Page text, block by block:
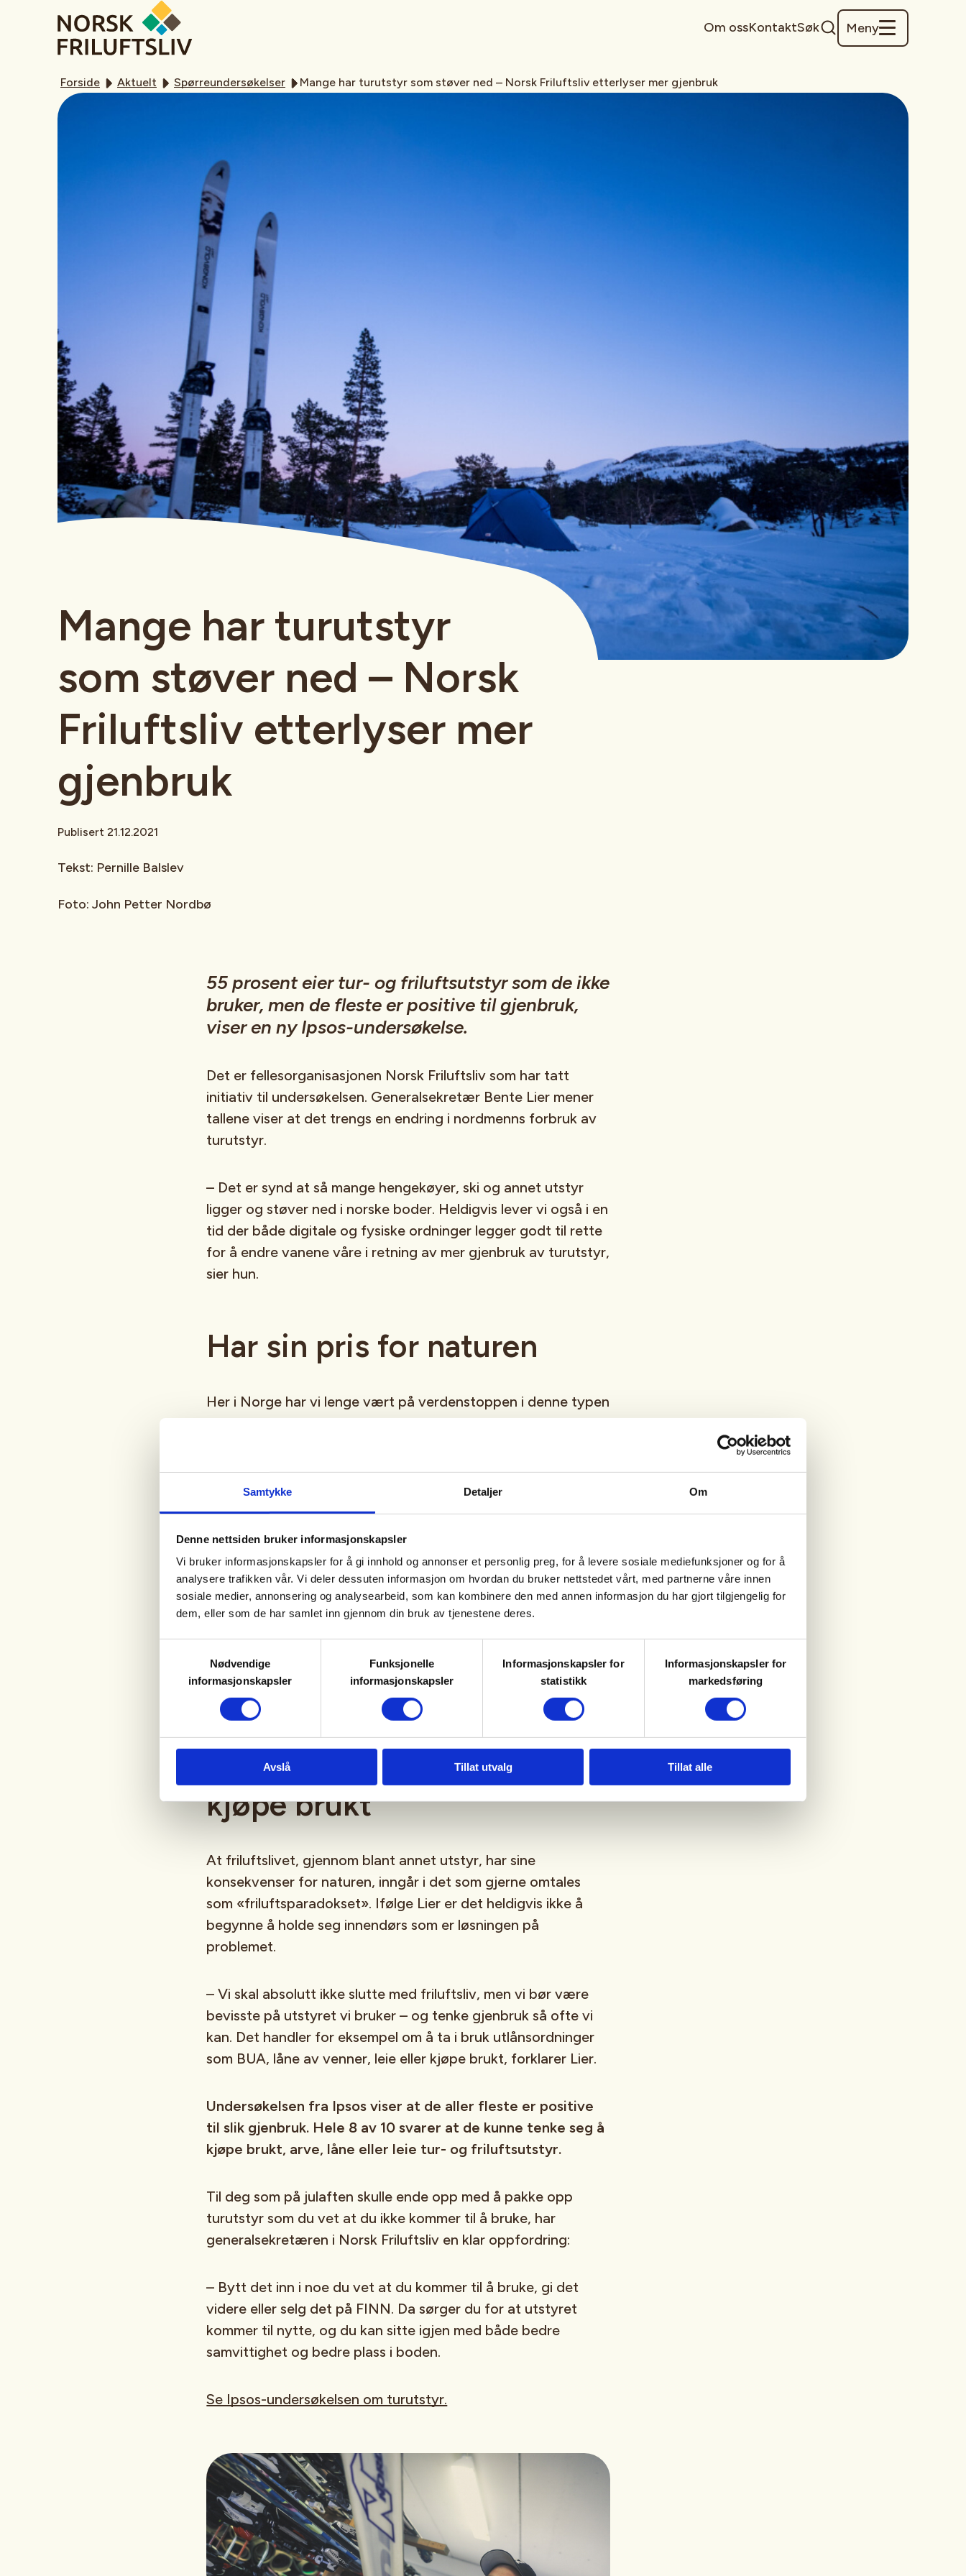
Samtykke Detaljer Om
Denne nettsiden bruker informasjonskapsler
Vi bruker informasjonskapsler for å gi innhold og annonser et personlig preg, for å levere sosiale mediefunksjoner og for å
analysere trafikken vår. Vi deler dessuten informasjon om hvordan du bruker nettstedet vårt, med partnerne våre innen
sosiale medier, annonsering og analysearbeid, som kan kombinere den med annen informasjon du har gjort tilgjengelig for
dem, eller som de har samlet inn gjennom din bruk av tjenestene deres.
Nødvendige
informasjonskapsler
Funksjonelle
informasjonskapsler
Informasjonskapsler for
statistikk
Informasjonskapsler for
markedsføring
Avslå Tillat utvalg Tillat alle
Om ossKontaktSøk Meny
Forside Aktuelt Spørreundersøkelser Mange har turutstyr som støver ned – Norsk Friluftsliv etterlyser mer gjenbruk
Mange har turutstyr
som støver ned – Norsk
Friluftsliv etterlyser mer
gjenbruk
Publisert 21.12.2021
Tekst: Pernille Balslev
Foto: John Petter Nordbø
55 prosent eier tur- og friluftsutstyr som de ikke
bruker, men de fleste er positive til gjenbruk,
viser en ny Ipsos-undersøkelse.
Det er fellesorganisasjonen Norsk Friluftsliv som har tatt
initiativ til undersøkelsen. Generalsekretær Bente Lier mener
tallene viser at det trengs en endring i nordmenns forbruk av
turutstyr.
– Det er synd at så mange hengekøyer, ski og annet utstyr
ligger og støver ned i norske boder. Heldigvis lever vi også i en
tid der både digitale og fysiske ordninger legger godt til rette
for å endre vanene våre i retning av mer gjenbruk av turutstyr,
sier hun.
Har sin pris for naturen
Her i Norge har vi lenge vært på verdenstoppen i denne typen
forbruk, og interessen har ikke blitt mindre under pandemien.
I 2020 meldte bransjen selv at
de aldri før har solgt så mye sports- og friluftsprodukter.
Lier mener det er viktig å være klar over at disse
produktene kommer med en pris, utover den du selv
merker på lommeboka.
omgir oss med, ligger det en stor energi- og ressursbruk som
dessverre er en belastning for både klima og miljø.
Oppfordrer til å låne, leie og
kjøpe brukt
At friluftslivet, gjennom blant annet utstyr, har sine
konsekvenser for naturen, inngår i det som gjerne omtales
som «friluftsparadokset». Ifølge Lier er det heldigvis ikke å
begynne å holde seg innendørs som er løsningen på
problemet.
– Vi skal absolutt ikke slutte med friluftsliv, men vi bør være
bevisste på utstyret vi bruker – og tenke gjenbruk så ofte vi
kan. Det handler for eksempel om å ta i bruk utlånsordninger
som BUA, låne av venner, leie eller kjøpe brukt, forklarer Lier.
Undersøkelsen fra Ipsos viser at de aller fleste er positive
til slik gjenbruk. Hele 8 av 10 svarer at de kunne tenke seg å
kjøpe brukt, arve, låne eller leie tur- og friluftsutstyr.
Til deg som på julaften skulle ende opp med å pakke opp
turutstyr som du vet at du ikke kommer til å bruke, har
generalsekretæren i Norsk Friluftsliv en klar oppfordring:
– Bytt det inn i noe du vet at du kommer til å bruke, gi det
videre eller selg det på FINN. Da sørger du for at utstyret
kommer til nytte, og du kan sitte igjen med både bedre
samvittighet og bedre plass i boden.
Se Ipsos-undersøkelsen om turutstyr.